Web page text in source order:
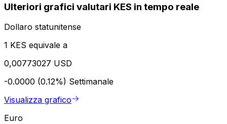
Ulteriori grafici valutari KES in tempo reale
Dollaro statunitense
1 KES equivale a
0,00773027 USD
-0.0000 (0.12%) Settimanale
Visualizza grafico
Euro